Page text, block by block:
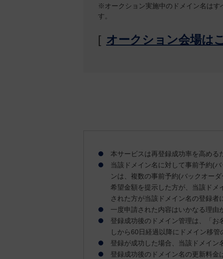
※オークション実施中のドメイン名はす
す。
[ オークション会場は
本サービスは再登録成功率を高める
当該ドメイン名に対して事前予約(
ンは、複数の事前予約(バックオー
希望金額を提示した方が、当該ドメ
された方が当該ドメイン名の登録者
一度申請された内容はいかなる理由
登録成功後のドメイン管理は、「お
しから60日経過以降にドメイン移管
登録が成功した場合、当該ドメイン
登録成功後のドメイン名の更新料金